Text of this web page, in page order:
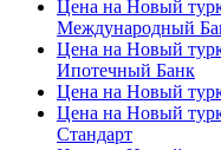
Цена на Новый
Международный
Цена на Новый
Ипотечный Банк
Цена на Новый
Цена на Новый
Стандарт